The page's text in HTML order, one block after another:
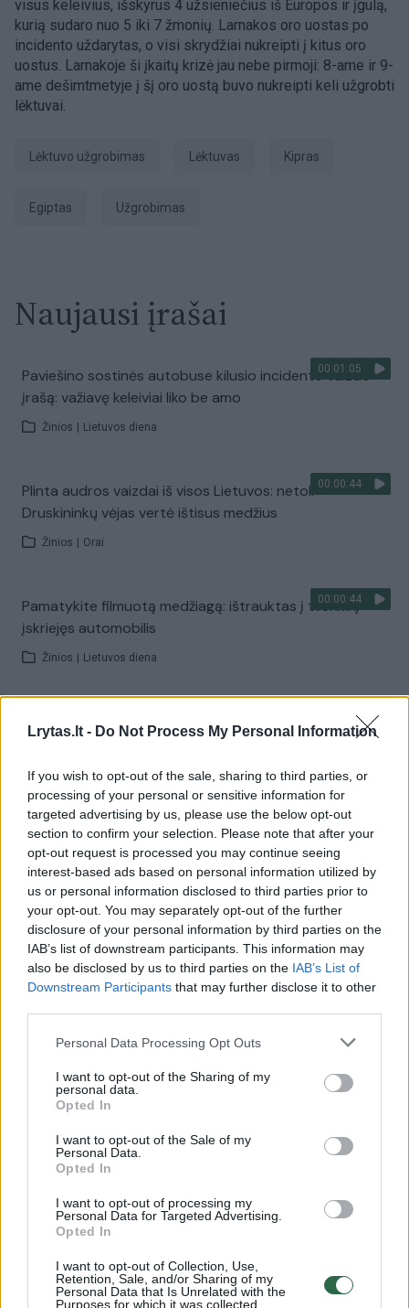
Lrytas.lt - Do Not Process My Personal Information
If you wish to opt-out of the sale, sharing to third parties, or
processing of your personal or sensitive information for
targeted advertising by us, please use the below opt-out
section to confirm your selection. Please note that after your
opt-out request is processed you may continue seeing
interest-based ads based on personal information utilized by
us or personal information disclosed to third parties prior to
your opt-out. You may separately opt-out of the further
disclosure of your personal information by third parties on the
IAB’s list of downstream participants. This information may
also be disclosed by us to third parties on the IAB’s List of
Downstream Participants that may further disclose it to other
Personal Data Processing Opt Outs
I want to opt-out of the Sharing of my
personal data.
Opted In
I want to opt-out of the Sale of my
Personal Data.
Opted In
I want to opt-out of processing my
Personal Data for Targeted Advertising.
Opted In
I want to opt-out of Collection, Use,
Retention, Sale, and/or Sharing of my
Personal Data that Is Unrelated with the
Purposes for which it was collected.
visus keleivius, išskyrus 4 užsieniečius iš Europos ir įgulą,
kurią sudaro nuo 5 iki 7 žmonių. Larnakos oro uostas po
incidento uždarytas, o visi skrydžiai nukreipti į kitus oro
uostus. Larnakoje ši įkaitų krizė jau nebe pirmoji: 8-ame ir 9-
ame dešimtmetyje į šį oro uostą buvo nukreipti keli užgrobti
lėktuvai.
lėktuvo užgrobimas Lėktuvas Kipras
Egiptas užgrobimas
Naujausi įrašai
00:01:05
Paviešino sostinės autobuse kilusio incidento vaizdo
įrašą: važiavę keleiviai liko be amo
Žinios Lietuvos diena
00:00:44
Plinta audros vaizdai iš visos Lietuvos: netoli
Druskininkų vėjas vertė ištisus medžius
Žinios Orai
00:00:44
Pamatykite filmuotą medžiagą: ištrauktas į tvenkinį
įskriejęs automobilis
Žinios Lietuvos diena
00:00:57
Sinoptikai atsakė, kokiais orais užbaigsime darbo
savaitę: karščiai atsitrauks
Žinios | Orai
Visi įrašai
Žiūrimiausi įrašai
00:00:30
Vaizdai iš tragiškos avarijos Vilniaus r.: dviejų moterų ir
Žinios | Lietuvos diena
00:00:57
Savaitės vidurys nusimato karštas: temperatūra kils iki
Žinios | Orai
00:00:59
Nufilmavo, kaip patvino Vilniaus Vakarinis aplinkkelis:
vaizdas pribloškia
Žinios | Lietuvos diena